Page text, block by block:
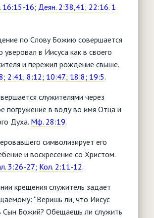
16:15-16; Деян. 2:38,41; 22:16. 1
по Слову Божию совершается
уверовал в Иисуса как в своего
и пережил рождение свыше.
2:41; 8:12; 10:47; 18:8; 19:5.
служителями через
погружение в воду во имя Отца и
Духа. Мф. 28:19.
символизирует его
и воскресение со Христом.
3:26-27; Кол. 2:11-12.
крещения служитель задает
“Веришь ли, что Иисус
Сын Божий? Обещаешь ли служить